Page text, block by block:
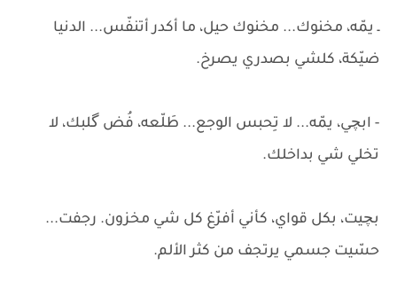
ـ يمّه، مخنوك... مخنوك حيل، ما أكدر أتنفّس... الدنيا
ضيّكة، كلشي بصدري يصرخ.
- ابچي، يمّه... لا تِحبس الوجع... طَلّعه، فُض گلبك، لا
تخلي شي بداخلك.
بچيت، بكل قواي، كأني أفرّغ كل شي مخزون. رجفت...
حسّيت جسمي يرتجف من كثر الألم.